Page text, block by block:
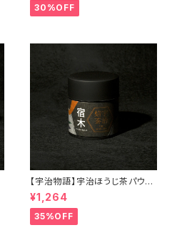
30%OFF
【宇治物語】宇治ほうじ茶パウダ
ー「宿木」＜在庫一掃セール！＞
¥1,264
35%OFF